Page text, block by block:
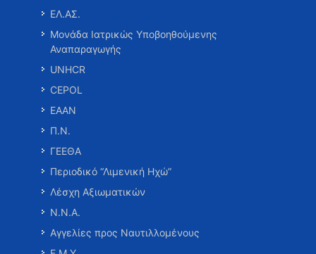
ΕΛ.ΑΣ.
Μονάδα Ιατρικώς Υποβοηθούμενης
Αναπαραγωγής
UNHCR
CEPOL
ΕΑΑΝ
Π.Ν.
ΓΕΕΘΑ
Περιοδικό “Λιμενική Ηχώ”
Λέσχη Αξιωματικών
Ν.Ν.Α.
Αγγελίες προς Ναυτιλλομένους